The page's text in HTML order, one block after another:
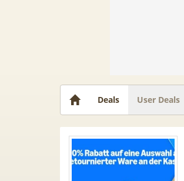
Deals User Deals